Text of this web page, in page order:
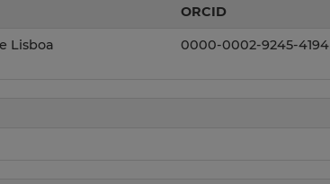
ORCID
Lisboa 0000-0002-9245-4194